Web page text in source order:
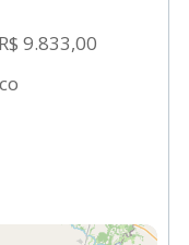
9.833,00